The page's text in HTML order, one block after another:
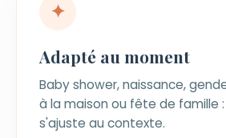
✦
Adapté au moment
Baby shower, naissance,
à la maison ou fête de famille
s'ajuste au contexte.